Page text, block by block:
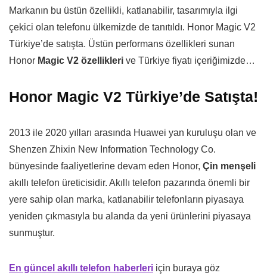
Markanın bu üstün özellikli, katlanabilir, tasarımıyla ilgi
çekici olan telefonu ülkemizde de tanıtıldı. Honor Magic V2
Türkiye’de satışta. Üstün performans özellikleri sunan
Honor Magic V2 özellikleri ve Türkiye fiyatı içeriğimizde…
Honor Magic V2 Türkiye’de Satışta!
2013 ile 2020 yılları arasında Huawei yan kuruluşu olan ve
Shenzen Zhixin New Information Technology Co.
bünyesinde faaliyetlerine devam eden Honor, Çin menşeli
akıllı telefon üreticisidir. Akıllı telefon pazarında önemli bir
yere sahip olan marka, katlanabilir telefonların piyasaya
yeniden çıkmasıyla bu alanda da yeni ürünlerini piyasaya
sunmuştur.
En güncel akıllı telefon haberleri için buraya göz